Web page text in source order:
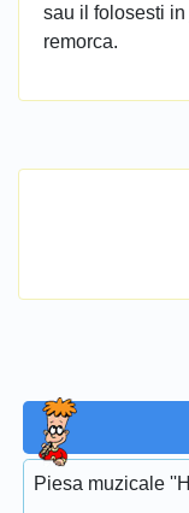
sau il folosesti
remorca.
Piesa muzicale